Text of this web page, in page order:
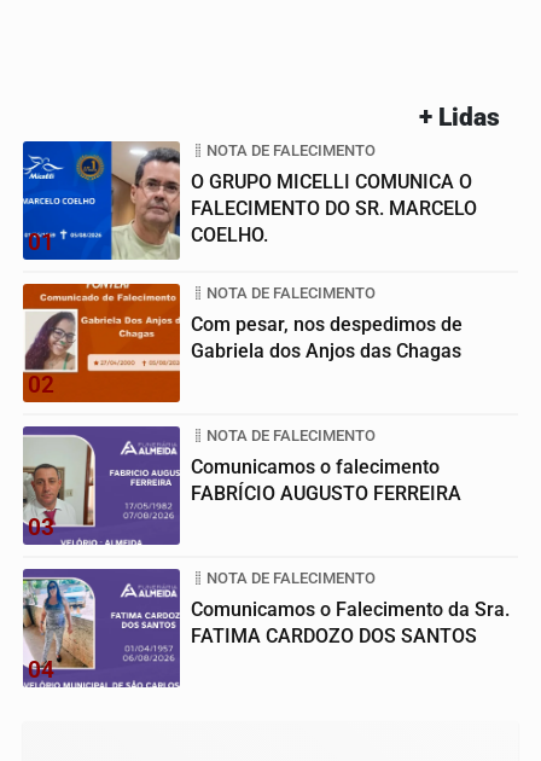
+ Lidas
01
NOTA DE FALECIMENTO
O GRUPO MICELLI COMUNICA O
FALECIMENTO DO SR. MARCELO
COELHO.
02
NOTA DE FALECIMENTO
Com pesar, nos despedimos de
Gabriela dos Anjos das Chagas
03
NOTA DE FALECIMENTO
Comunicamos o falecimento
FABRÍCIO AUGUSTO FERREIRA
04
NOTA DE FALECIMENTO
Comunicamos o Falecimento da Sra.
FATIMA CARDOZO DOS SANTOS